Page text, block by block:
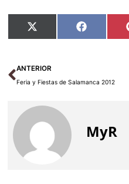
Compartir
en
X
(Twitter)
Compartir
en
Facebook
Ant
ANTERIOR
Feria y Fiestas de Salamanca 2012
MyR